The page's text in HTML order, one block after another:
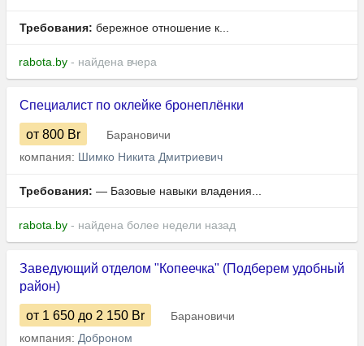
Требования: бережное отношение к...
rabota.by - найдена вчера
Специалист по оклейке бронеплёнки
от 800 Br
Барановичи
компания: Шимко Никита Дмитриевич
Требования: — Базовые навыки владения...
rabota.by - найдена более недели назад
Заведующий отделом "Копеечка" (Подберем удобный
район)
от 1 650 до 2 150 Br
Барановичи
компания: Доброном